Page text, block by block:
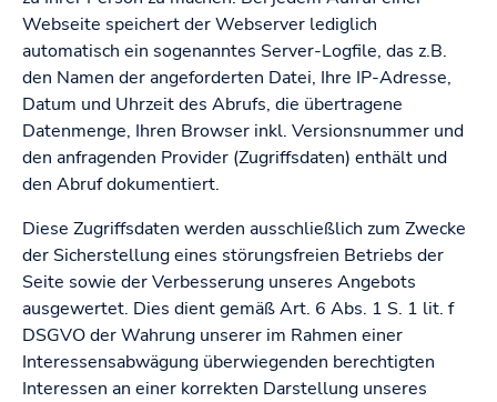
Webseite speichert der Webserver lediglich
automatisch ein sogenanntes Server-Logfile, das z.B.
den Namen der angeforderten Datei, Ihre IP-Adresse,
Datum und Uhrzeit des Abrufs, die übertragene
Datenmenge, Ihren Browser inkl. Versionsnummer und
den anfragenden Provider (Zugriffsdaten) enthält und
den Abruf dokumentiert.
Diese Zugriffsdaten werden ausschließlich zum Zwecke
der Sicherstellung eines störungsfreien Betriebs der
Seite sowie der Verbesserung unseres Angebots
ausgewertet. Dies dient gemäß Art. 6 Abs. 1 S. 1 lit. f
DSGVO der Wahrung unserer im Rahmen einer
Interessensabwägung überwiegenden berechtigten
Interessen an einer korrekten Darstellung unseres